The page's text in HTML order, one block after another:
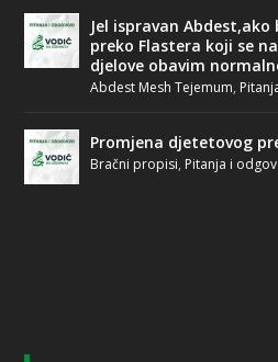
Jel ispravan
preko Flastera koji se
djelove obavim
Abdest Mesh Tejemum,
Promjena djetetovog
Bračni propisi, Pitanja i